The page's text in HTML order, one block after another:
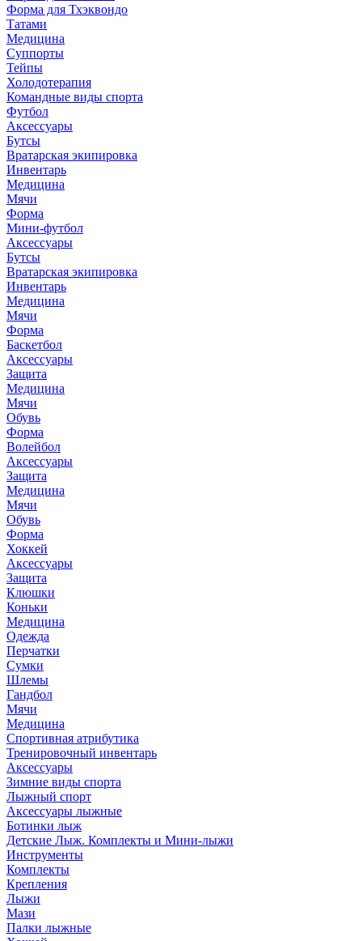
Форма для Тхэквондо
Татами
Медицина
Суппорты
Тейпы
Холодотерапия
Командные виды спорта
Футбол
Аксессуары
Бутсы
Вратарская экипировка
Инвентарь
Медицина
Мячи
Форма
Мини-футбол
Аксессуары
Бутсы
Вратарская экипировка
Инвентарь
Медицина
Мячи
Форма
Баскетбол
Аксессуары
Защита
Медицина
Мячи
Обувь
Форма
Волейбол
Аксессуары
Защита
Медицина
Мячи
Обувь
Форма
Хоккей
Аксессуары
Защита
Клюшки
Коньки
Медицина
Одежда
Перчатки
Сумки
Шлемы
Гандбол
Мячи
Медицина
Спортивная атрибутика
Тренировочный инвентарь
Аксессуары
Зимние виды спорта
Лыжный спорт
Аксессуары лыжные
Ботинки лыж
Детские Лыж. Комплекты и Мини-лыжи
Инструменты
Комплекты
Крепления
Лыжи
Мази
Палки лыжные